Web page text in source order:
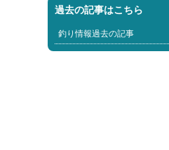
過去の記事はこちら
釣り情報過去の記事